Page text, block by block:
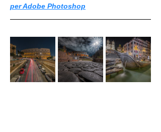
per Adobe Photoshop